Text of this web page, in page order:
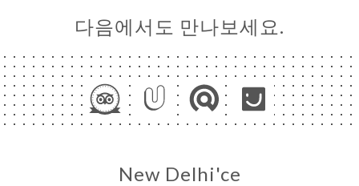
다음에서도 만나보세요.
New Delhi'ce